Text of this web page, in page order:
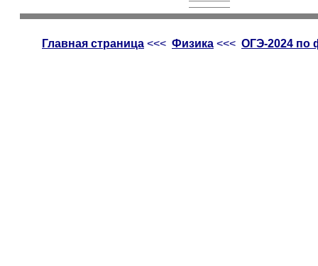
Главная страница <<< Физика <<< ОГЭ-2024 по